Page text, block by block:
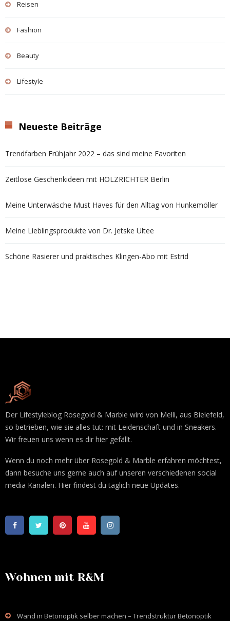
Reisen
Fashion
Beauty
Lifestyle
Neueste Beiträge
Trendfarben Frühjahr 2022 – das sind meine Favoriten
Zeitlose Geschenkideen mit HOLZRICHTER Berlin
Meine Unterwäsche Must Haves für den Alltag von Hunkemöller
Meine Lieblingsprodukte von Dr. Jetske Ultee
Schöne Rasierer und praktisches Klingen-Abo mit Estrid
Der Lifestyleblog Rosegold & Marble wird von Melli, aus Bielefeld,
so betrieben, wie sie alles tut: mit Leidenschaft und in Sneakers.
Wir freuen uns wenn es dir hier gefällt.
Wenn du noch mehr über Rosegold & Marble erfahren möchtest,
dann besuche uns gerne auch auf unseren verschiedenen social
media Kanälen. Hier findest du täglich neue Updates.
Wohnen mit R&M
Wand in Betonoptik selber machen – Trendstruktur Betonoptik